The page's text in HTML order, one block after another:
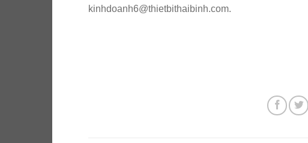
kinhdoanh6@thietbithaibinh.com.